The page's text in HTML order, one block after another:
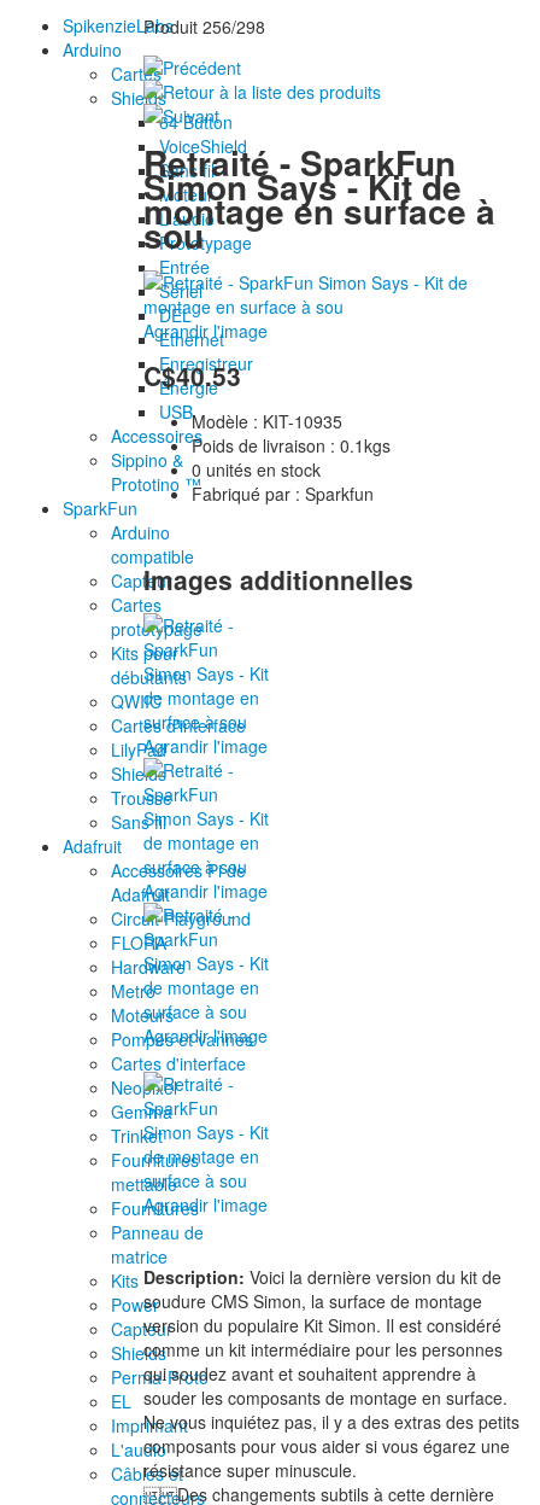
SpikenzieLabs
Arduino
Cartes
Shields
64 Button
VoiceShield
Sans fil
Moteur
L'audio
Prototypage
Entrée
Sériel
DEL
Ethernet
Enregistreur
Énergie
USB
Accessoires
Sippino &
Prototino ™
SparkFun
Arduino
compatible
Capteur
Cartes
prototypage
Kits pour
débutants
QWIIC
Cartes d'interface
LilyPad
Shields
Trousse
Sans fil
Adafruit
Accessoires Pi de
Adafruit
Circuit Playground
FLORA
Hardware
Metro
Moteurs
Pompes et vannes
Cartes d'interface
Neopixel
Gemma
Trinket
Fournitures
mettable
Fournitures
Panneau de
matrice
Kits
Power
Capteur
Shields
Perma-Proto
EL
Imprimant
L'audio
Câbles et
connecteurs
Produit 256/298
Retraité - SparkFun
Simon Says - Kit de
montage en surface à
sou
Agrandir l'image
C$40.53
Modèle : KIT-10935
Poids de livraison : 0.1kgs
0 unités en stock
Fabriqué par : Sparkfun
Images additionnelles
Agrandir l'image
Agrandir l'image
Agrandir l'image
Agrandir l'image
Description:Voici la dernière version du kit de
soudure CMS Simon, la surface de montage
version du populaire Kit Simon. Il est considéré
comme un kit intermédiaire pour les personnes
qui soudez avant et souhaitent apprendre à
souder les composants de montage en surface.
Ne vous inquiétez pas, il y a des extras des petits
composants pour vous aider si vous égarez une
résistance super minuscule.
Des changements subtils à cette dernière